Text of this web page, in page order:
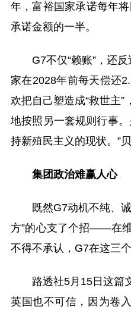
年，富裕国家承诺每年
承诺金额的一半。
G7不仅“赖账”，还
家在2028年前每天偿还
欢把自己塑造成“救世主
地按照另一套规则行事
持新殖民主义的现状。”
集团政治难赢人心
既然G7动机不纯、
方”的心支了个招——在
不得不承认，G7在这三
路透社5月15日这篇
英国也不可信，因为卷